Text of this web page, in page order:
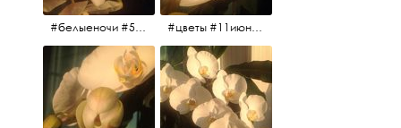
#белыеночи #5утра #11июня2017 #цветы #цветы #11июня2017 #5утра #белыеночи